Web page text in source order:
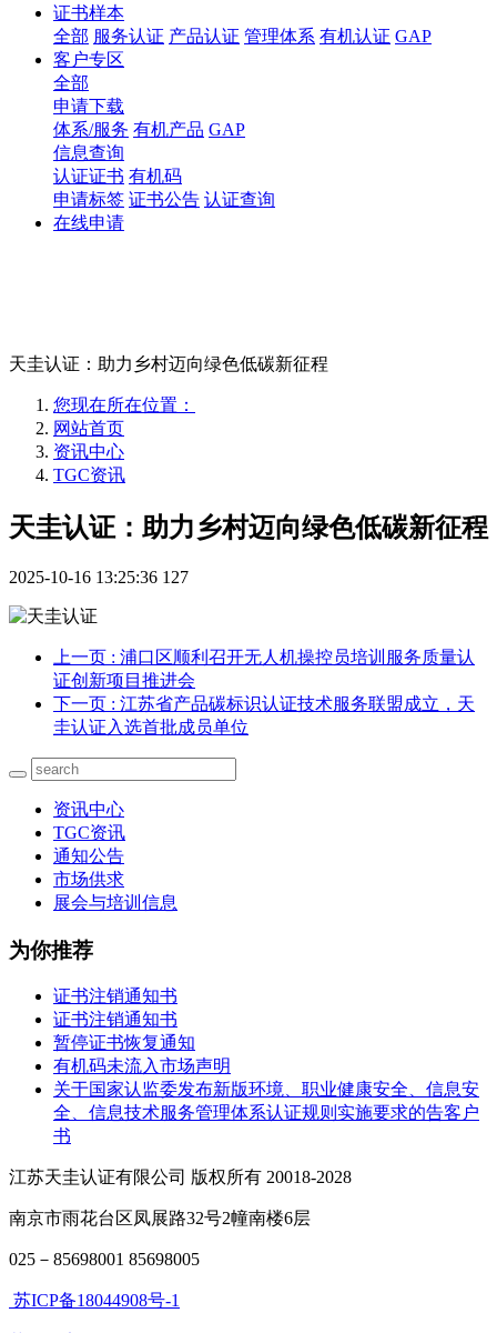
证书样本
全部 服务认证 产品认证 管理体系 有机认证 GAP
客户专区
全部
申请下载
体系/服务 有机产品 GAP
信息查询
认证证书 有机码
申请标签 证书公告 认证查询
在线申请
天圭认证：助力乡村迈向绿色低碳新征程
您现在所在位置：
网站首页
资讯中心
TGC资讯
天圭认证：助力乡村迈向绿色低碳新征程
2025-10-16 13:25:36 127
上一页 : 浦口区顺利召开无人机操控员培训服务质量认
证创新项目推进会
下一页 : 江苏省产品碳标识认证技术服务联盟成立，天
圭认证入选首批成员单位
资讯中心
TGC资讯
通知公告
市场供求
展会与培训信息
为你推荐
证书注销通知书
证书注销通知书
暂停证书恢复通知
有机码未流入市场声明
关于国家认监委发布新版环境、职业健康安全、信息安
全、信息技术服务管理体系认证规则实施要求的告客户
书
江苏天圭认证有限公司 版权所有 20018-2028
南京市雨花台区凤展路32号2幢南楼6层
025－85698001 85698005
苏ICP备18044908号-1